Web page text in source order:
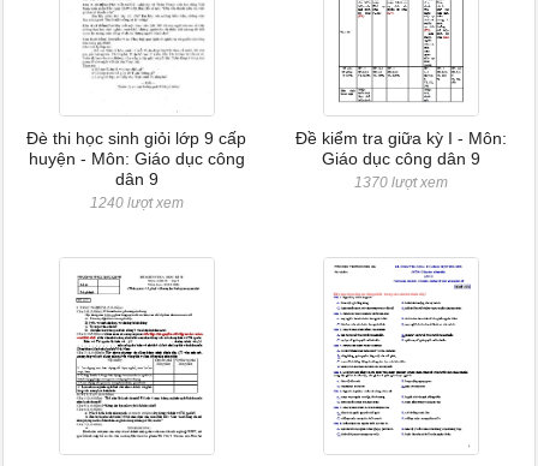
Đè thi học sinh giỏi lớp 9 cấp
huyện - Môn: Giáo dục công
dân 9
1240 lượt xem
Đề kiểm tra giữa kỳ I - Môn:
Giáo dục công dân 9
1370 lượt xem